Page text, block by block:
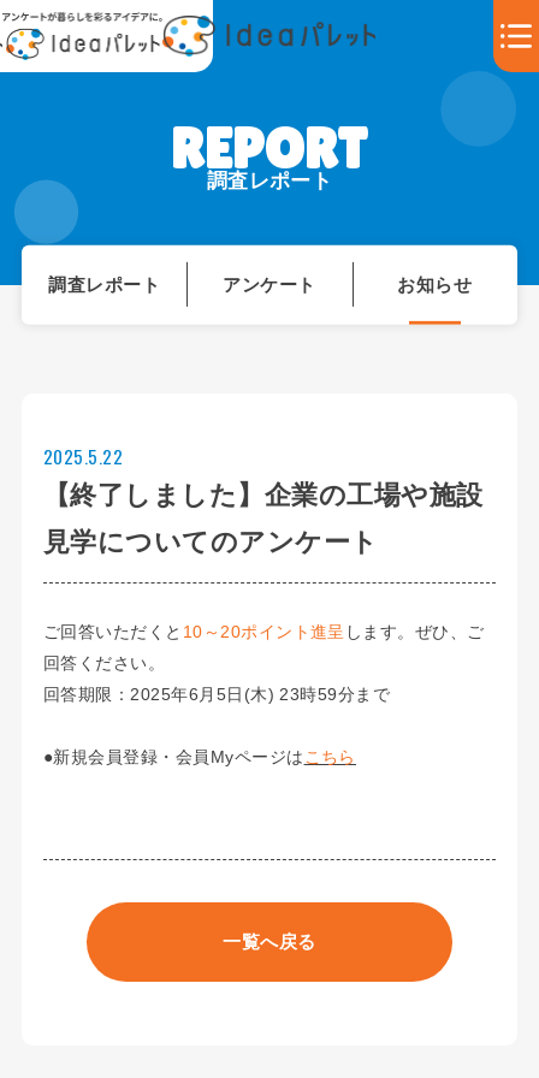
調査レポート
調査レポート アンケート お知らせ
【終了しました】企業の工場や施設
見学についてのアンケート
2025.5.22
ご回答いただくと 10～20ポイント進呈 します。ぜひ、ご
回答ください。
回答期限：2025年6月5日(木) 23時59分まで
●新規会員登録・会員Myページはこちら
一覧へ戻る